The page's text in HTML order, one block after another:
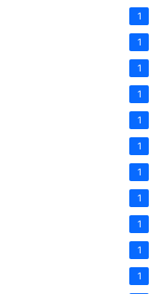
1
1
1
1
1
1
1
1
1
1
1